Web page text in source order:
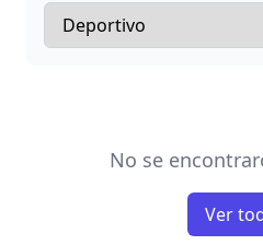
No se
Ver